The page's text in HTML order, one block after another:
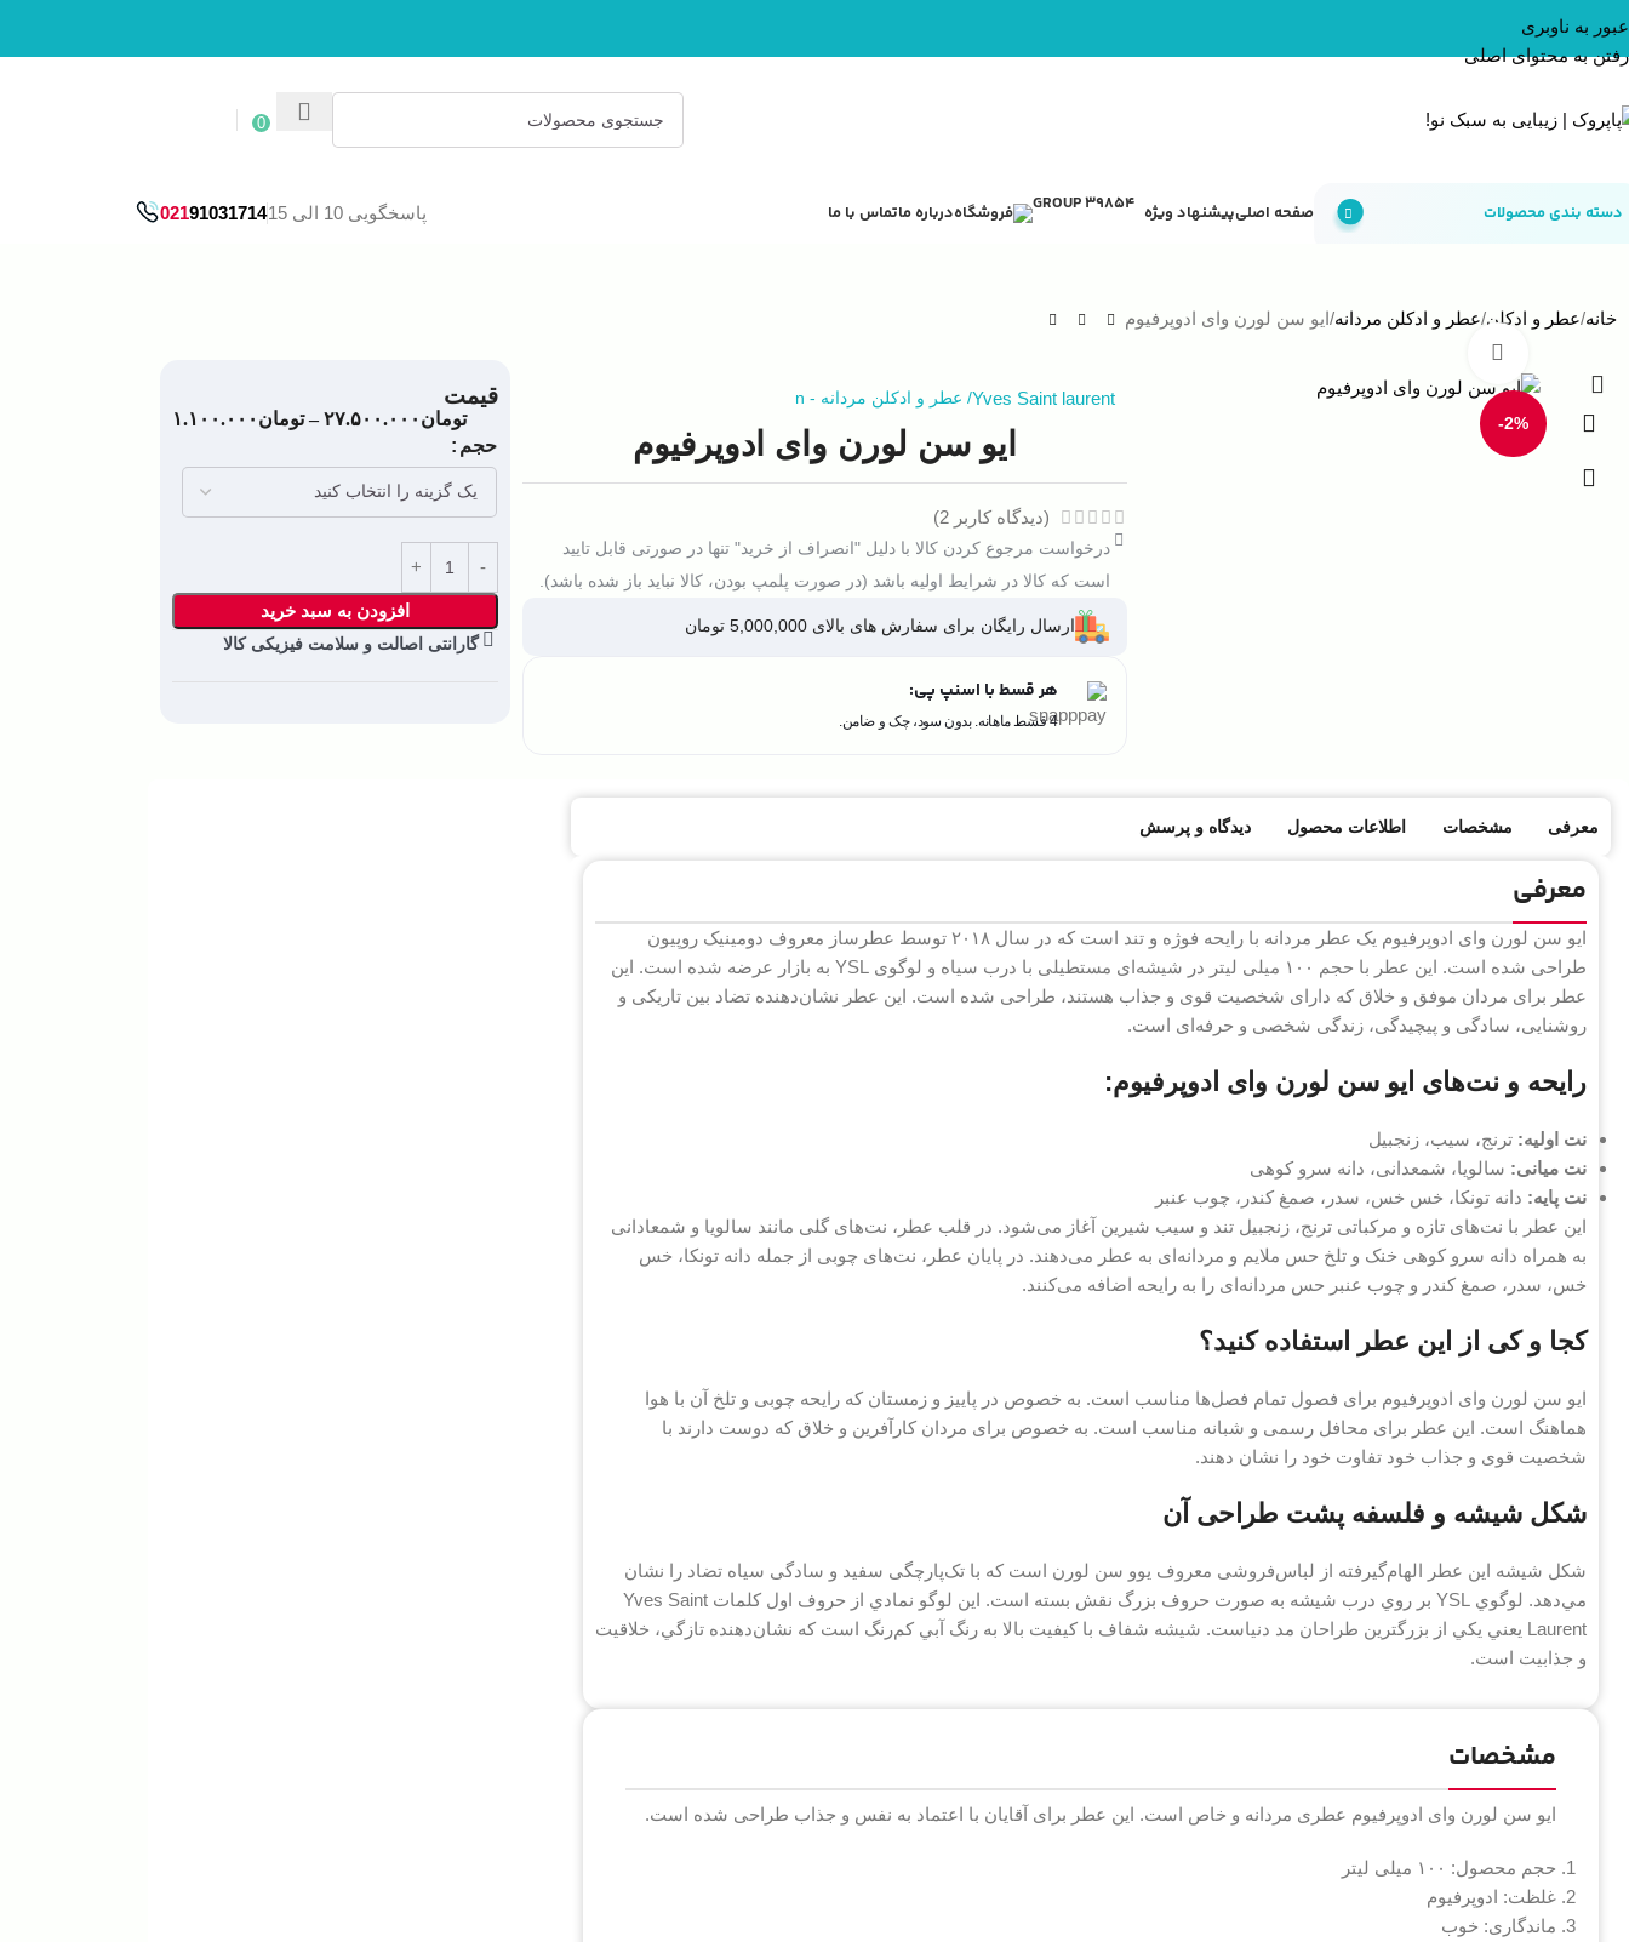
عبور به ناوبری
رفتن به محتوای اصلی
0
دسته بندی محصولات صفحه اصلیپیشنهاد ویژه فروشگاهدرباره ماتماس با ما پاسخگویی 10 الی 15 02191031714
خانه عطر و ادکلن عطر و ادکلن مردانه ایو سن لورن وای ادوپرفیوم
-2%
Yves Saint laurent
/ عطر و ادکلن مردانه -
n
ایو سن لورن وای ادوپرفیوم
(دیدگاه کاربر2
)
درخواست مرجوع کردن کالا با دلیل "انصراف از خرید" تنها در صورتی قابل تایید
است که کالا در شرایط اولیه باشد (در صورت پلمپ بودن، کالا نباید باز شده باشد).
ارسال رایگان برای سفارش های بالای 5,000,000 تومان
هر قسط با اسنپ پی:
4 قسط ماهانه. بدون سود، چک و ضامن.
قیمت
تومان ۲۷.۵۰۰.۰۰۰ – تومان ۱.۱۰۰.۰۰۰
حجم
افزودن به سبد خرید
گارانتی اصالت و سلامت فیزیکی کالا
معرفی مشخصات اطلاعات محصول دیدگاه و پرسش
معرفی
ایو سن لورن وای ادوپرفیوم یک عطر مردانه با رایحه فوژه و تند است که در سال ۲۰۱۸ توسط عطرساز معروف دومینیک روپیون
طراحی شده است. این عطر با حجم ۱۰۰ میلی لیتر در شیشه‌ای مستطیلی با درب سیاه و لوگوی YSL به بازار عرضه شده است. این
عطر برای مردان موفق و خلاق که دارای شخصیت قوی و جذاب هستند، طراحی شده است. این عطر نشان‌دهنده تضاد بین تاریکی و
روشنایی، سادگی و پیچیدگی، زندگی شخصی و حرفه‌ای است.
رایحه و نت‌های ایو سن لورن وای ادوپرفیوم:
نت اولیه: ترنج، سیب، زنجبیل
نت میانی: سالویا، شمعدانی، دانه سرو کوهی
نت پایه: دانه تونکا، خس خس، سدر، صمغ کندر، چوب عنبر
این عطر با نت‌های تازه و مرکباتی ترنج، زنجبیل تند و سیب شیرین آغاز می‌شود. در قلب عطر، نت‌های گلی مانند سالویا و شمعادانی
به همراه دانه سرو کوهی خنک و تلخ حس ملایم و مردانه‌ای به عطر می‌دهند. در پایان عطر، نت‌های چوبی از جمله دانه تونکا، خس
خس، سدر، صمغ کندر و چوب عنبر حس مردانه‌ای را به رایحه اضافه می‌کنند.
کجا و کی از این عطر استفاده کنید؟
ایو سن لورن وای ادوپرفیوم برای فصول تمام فصل‌ها مناسب است. به خصوص در پاییز و زمستان که رایحه چوبی و تلخ آن با هوا
هماهنگ است. این عطر برای محافل رسمی و شبانه مناسب است. به خصوص برای مردان کارآفرین و خلاق که دوست دارند با
شخصیت قوی و جذاب خود تفاوت خود را نشان دهند.
شکل شیشه و فلسفه پشت طراحی آن
شکل شیشه این عطر الهام‌گیرفته از لباس‌فروشی معروف یوو سن لورن است که با تک‌پارچگی سفید و سادگی سياه تضاد را نشان
مي‌دهد. لوگوي YSL بر روي درب شيشه به صورت حروف بزرگ نقش بسته است. اين لوگو نمادي از حروف اول كلمات Yves Saint
Laurent يعني يكي از بزرگترين طراحان مد دنياست. شيشه شفاف با كيفيت بالا به رنگ آبي كم‌رنگ است كه نشان‌دهنده تازگي، خلاقيت
و جذابيت است.
مشخصات
ایو سن لورن وای ادوپرفیوم عطری مردانه و خاص است. این عطر برای آقایان با اعتماد به نفس و جذاب طراحی شده است.
حجم محصول: ۱۰۰ میلی لیتر
غلظت: ادوپرفیوم
ماندگاری: خوب